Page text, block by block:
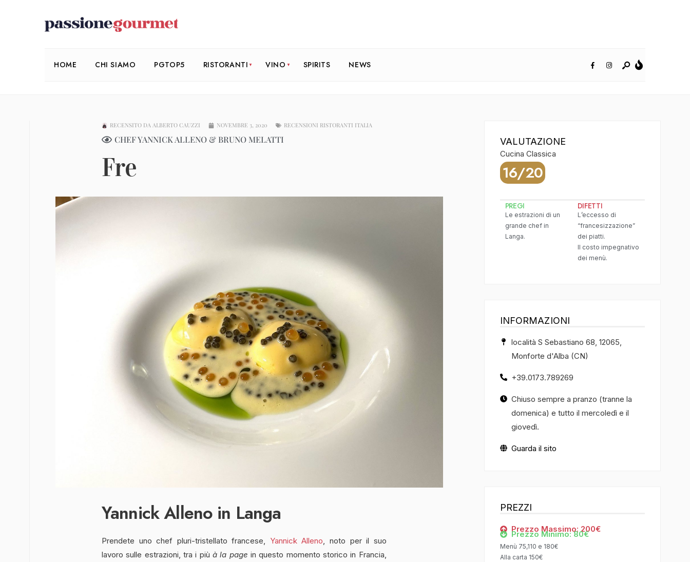
HOME CHI SIAMO PGTOP5 RISTORANTI VINO SPIRITS NEWS
RECENSITO DA ALBERTO CAUZZI NOVEMBRE 3, 2020 RECENSIONI RISTORANTI ITALIA
CHEF YANNICK ALLENO & BRUNO MELATTI
Fre
Yannick Alleno in Langa
Prendete uno chef pluri-tristellato francese, Yannick Alleno , noto per il suo
lavoro sulle estrazioni, tra i piùà la page in questo momento storico in Francia,
VALUTAZIONE
Cucina Classica
16/20
PREGI
Le estrazioni di un
grande chef in
Langa.
DIFETTI
L’eccesso di
“francesizzazione”
dei piatti.
Il costo impegnativo
dei menù.
INFORMAZIONI
località S Sebastiano 68, 12065,
Monforte d'Alba (CN)
+39.0173.789269
Chiuso sempre a pranzo (tranne la
domenica) e tutto il mercoledì e il
giovedì.
Guarda il sito
PREZZI
Prezzo Massimo: 200€
Prezzo Minimo: 80€
Menù 75,110 e 180€
Alla carta 150€